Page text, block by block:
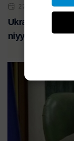
27 MAR 2025 |
Ukrayna
niyyətindədir: